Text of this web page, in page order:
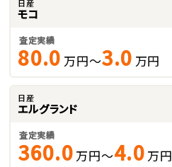
日産
モコ
査定実績
80.0 万円～3.0 万円
日産
エルグランド
査定実績
360.0 万円～4.0 万円